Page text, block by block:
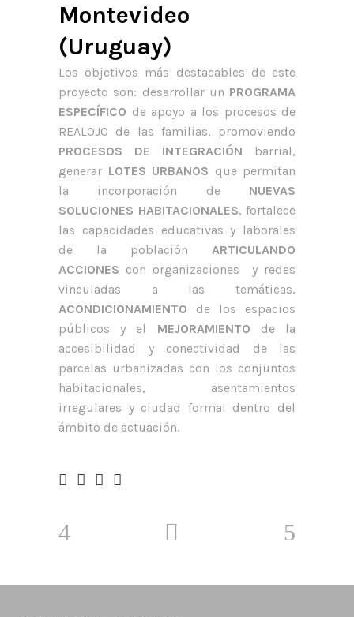
Montevideo
(Uruguay)
Los objetivos más destacables de este
proyecto son: desarrollar un PROGRAMA
ESPECÍFICO de apoyo a los procesos de
REALOJO de las familias, promoviendo
PROCESOS DE INTEGRACIÓN
barrial,
generar LOTES URBANOS que permitan
la incorporación de NUEVAS
SOLUCIONES HABITACIONALES, fortalece
las capacidades educativas y laborales
de la población ARTICULANDO
ACCIONES con organizaciones y redes
vinculadas a las temáticas,
ACONDICIONAMIENTO de los espacios
públicos y el MEJORAMIENTO de la
accesibilidad y conectividad de las
parcelas urbanizadas con los conjuntos
habitacionales, asentamientos
irregulares y ciudad formal dentro del
ámbito de actuación.